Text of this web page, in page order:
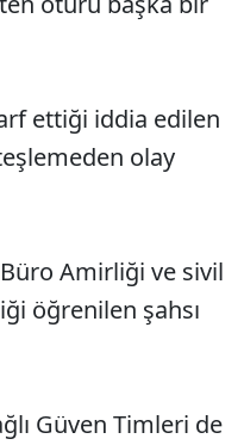
ettiği iddia edilen
olay
Amirliği ve sivil
öğrenilen şahsı
Güven Timleri de